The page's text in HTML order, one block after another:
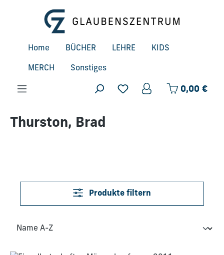
Zum Hauptinhalt springen
Home BÜCHER LEHRE KIDS
MERCH Sonstiges
0,00 €
Thurston, Brad
Produkte filtern